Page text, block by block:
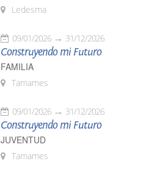
Ledesma
09/01/2026 31/12/2026
Construyendo mi Futuro
FAMILIA
Tamames
09/01/2026 31/12/2026
Construyendo mi Futuro
JUVENTUD
Tamames